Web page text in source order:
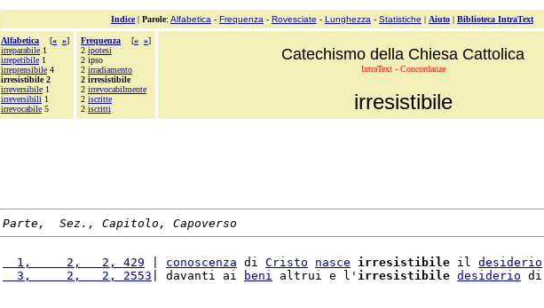
Indice| Parole: Alfabetica - Frequenza - Rovesciate - Lunghezza - Statistiche | Aiuto | Biblioteca IntraText
Alfabetica [« »]
irreparabile 1
irrepetibile 1
irreprensibile 4
irresistibile 2
irreversibile 1
irreversibili 1
irrevocabile 5
Frequenza [« »]
2 ipotesi
2 ipso
2 irradiamento
2 irresistibile
2 irrevocabilmente
2 iscritte
2 iscritti
Catechismo della Chiesa Cattolica
IntraText - Concordanze
irresistibile
Parte,  Sez., Capitolo, Capoverso
  1,     2,   2, 429
conoscenza di Cristo nasce irresistibile il desiderio
  3,     2,   2, 2553
| davanti ai beni altrui e l' irresistibile desiderio di